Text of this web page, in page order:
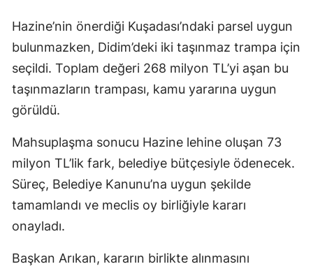
Hazine’nin önerdiği Kuşadası’ndaki parsel uygun
bulunmazken, Didim’deki iki taşınmaz trampa için
seçildi. Toplam değeri 268 milyon TL’yi aşan bu
taşınmazların trampası, kamu yararına uygun
görüldü.
Mahsuplaşma sonucu Hazine lehine oluşan 73
milyon TL’lik fark, belediye bütçesiyle ödenecek.
Süreç, Belediye Kanunu’na uygun şekilde
tamamlandı ve meclis oy birliğiyle kararı
onayladı.
Başkan Arıkan, kararın birlikte alınmasını